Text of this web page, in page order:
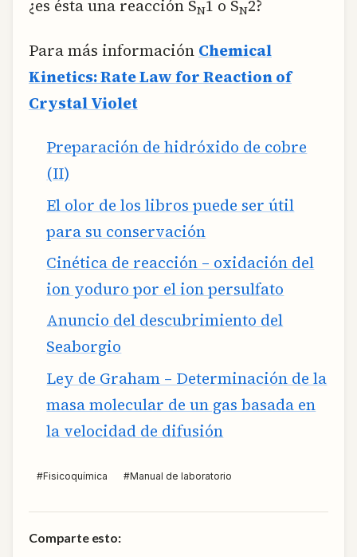
¿es ésta una reacción SN1 o SN2?
Para más información Chemical
Kinetics: Rate Law for Reaction of
Crystal Violet
Preparación de hidróxido de cobre
(II)
El olor de los libros puede ser útil
para su conservación
Cinética de reacción – oxidación del
ion yoduro por el ion persulfato
Anuncio del descubrimiento del
Seaborgio
Ley de Graham – Determinación de la
masa molecular de un gas basada en
la velocidad de difusión
#Fisicoquímica #Manual de laboratorio
Comparte esto: